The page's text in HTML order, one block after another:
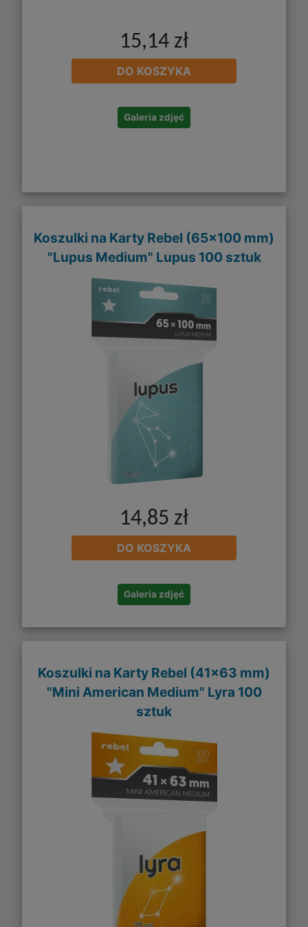
15,14 zł
DO KOSZYKA
Galeria zdjęć
Koszulki na Karty Rebel (65x100 mm)
"Lupus Medium" Lupus 100 sztuk
14,85 zł
DO KOSZYKA
Galeria zdjęć
Koszulki na Karty Rebel (41x63 mm)
"Mini American Medium" Lyra 100
sztuk